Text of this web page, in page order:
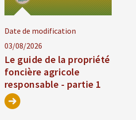
Date de modification
03/08/2026
Le guide de la propriété
foncière agricole
responsable - partie 1